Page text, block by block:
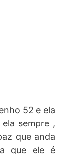
52 e ela
sempre ,
que anda
que ele é